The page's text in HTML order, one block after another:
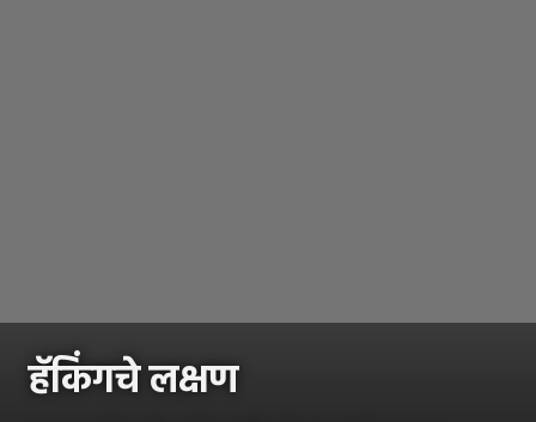
हॅकिंगचे लक्षण